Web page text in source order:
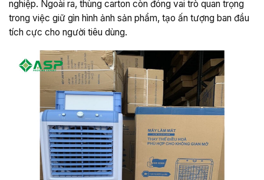
nghiệp. Ngoài ra, thùng carton còn đóng vai trò quan trọng
trong việc giữ gìn hình ảnh sản phẩm, tạo ấn tượng ban đầu
tích cực cho người tiêu dùng.